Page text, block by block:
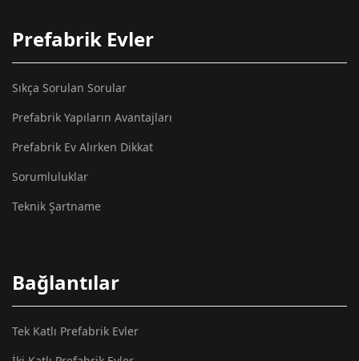
Prefabrik Evler
Sıkça Sorulan Sorular
Prefabrik Yapıların Avantajları
Prefabrik Ev Alırken Dikkat
Sorumluluklar
Teknik Şartname
Bağlantılar
Tek Katlı Prefabrik Evler